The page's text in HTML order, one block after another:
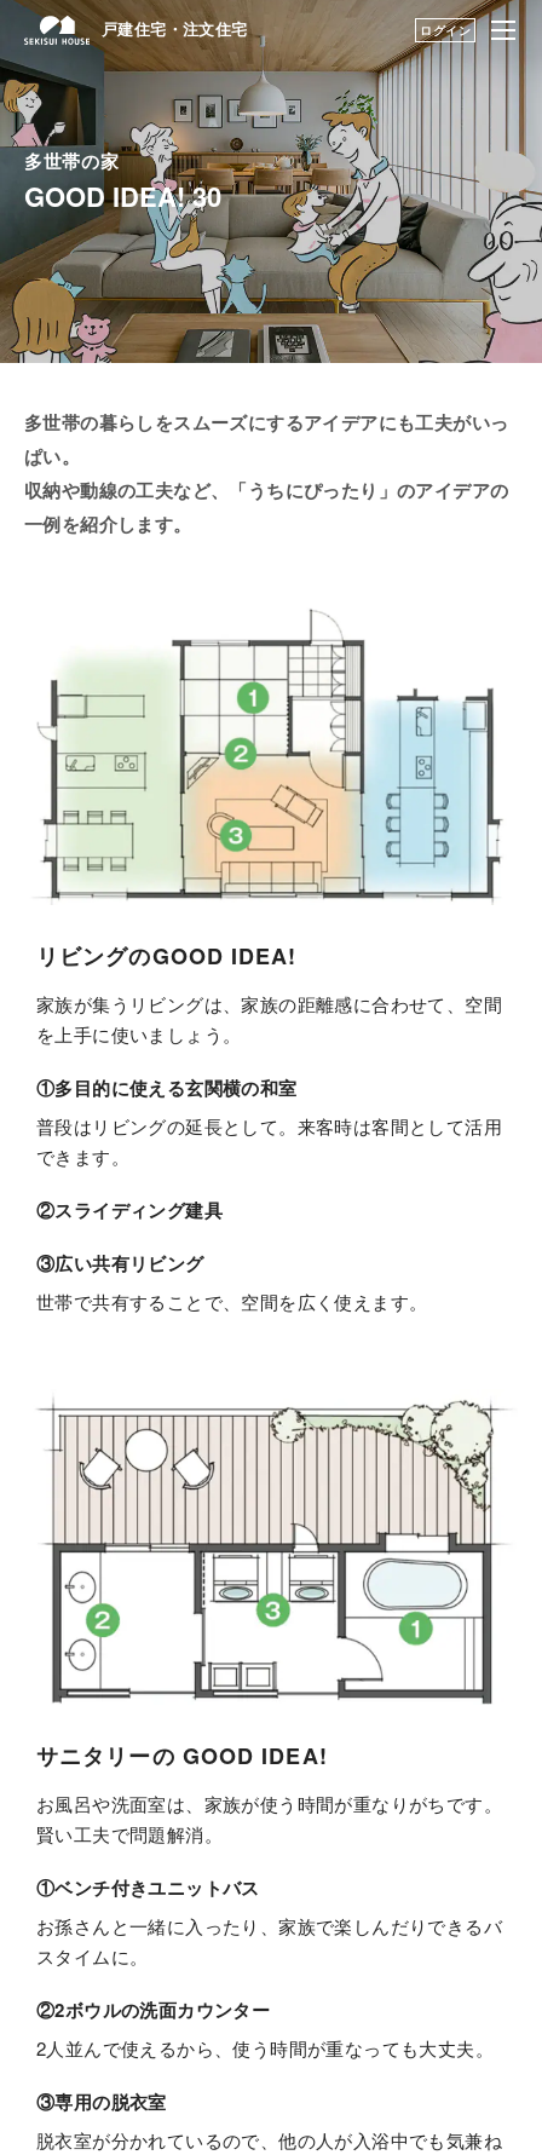
戸建住宅・注文住宅 ログイン
戸建住宅・注文住宅
はじめての家づくり
展示場・土地をさが
建築実例・アイデア
を見つける
構法・性能を知る
My STAGE
life knit design
お問い合わせ
建築実例・アイデアを見つける TOP
アーカイブ実例のアイデアを見る
暮らし方のアイデア
ファミリースイート おうちプレ
ミアム
モビリティと家
収納上手な家
ペットと家
おうちゴハン
音と家
多世帯の家
GOOD IDEA! 30
多世帯の暮らしをスムーズにするアイデアにも工夫がいっ
ぱい。
収納や動線の工夫など、「うちにぴったり」のアイデアの
一例を紹介します。
リビングのGOOD IDEA!
家族が集うリビングは、家族の距離感に合わせて、空間
を上手に使いましょう。
①多目的に使える玄関横の和室
普段はリビングの延長として。来客時は客間として活用
できます。
②スライディング建具
③広い共有リビング
世帯で共有することで、空間を広く使えます。
サニタリーの GOOD IDEA!
お風呂や洗面室は、家族が使う時間が重なりがちです。
賢い工夫で問題解消。
①ベンチ付きユニットバス
お孫さんと一緒に入ったり、家族で楽しんだりできるバ
スタイムに。
②2ボウルの洗面カウンター
2人並んで使えるから、使う時間が重なっても大丈夫。
③専用の脱衣室
脱衣室が分かれているので、他の人が入浴中でも気兼ね